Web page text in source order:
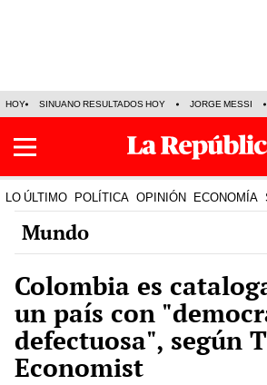
HOY SINUANO RESULTADOS HOY JORGE MESSI
LO ÚLTIMO POLÍTICA OPINIÓN ECONOMÍA
Mundo
Colombia es
un país con
defectuosa", según
Economist